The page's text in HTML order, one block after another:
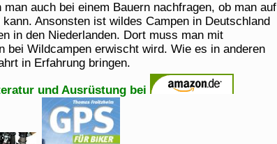
auch bei einem Bauern nachfragen, ob man auf
Ansonsten ist wildes Campen in Deutschland
in den Niederlanden. Dort muss man mit
bei Wildcampen erwischt wird. Wie es in anderen
in Erfahrung bringen.
und Ausrüstung bei